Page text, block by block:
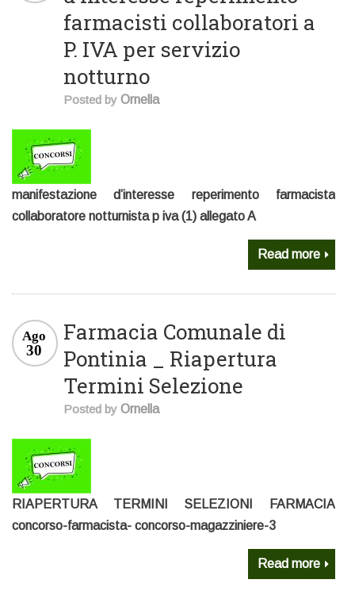
farmacisti collaboratori a
P. IVA per servizio
notturno
Posted by Ornella
manifestazione d’interesse reperimento farmacista
collaboratore notturnista p iva (1) allegato A
Read more
Farmacia Comunale di
Pontinia _ Riapertura
Termini Selezione
Ago
30
Posted by Ornella
RIAPERTURA TERMINI SELEZIONI FARMACIA
concorso-farmacista- concorso-magazziniere-3
Read more